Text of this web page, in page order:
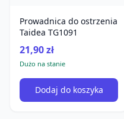
Prowadnica do ostrzenia
Taidea TG1091
21,90 zł
Dużo na stanie
Dodaj do koszyka